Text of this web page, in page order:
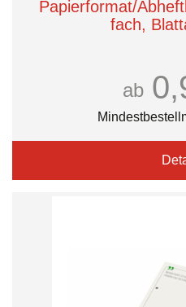
Papierformat/
fach,
ab